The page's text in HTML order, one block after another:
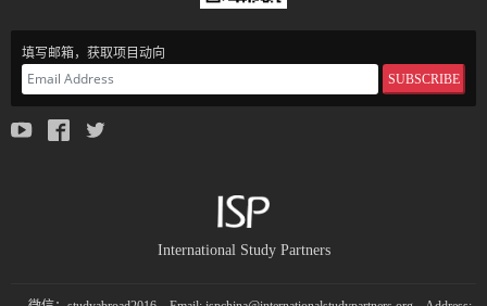
填写邮箱，获取项目动向
SUBSCRIBE
International Study Partners